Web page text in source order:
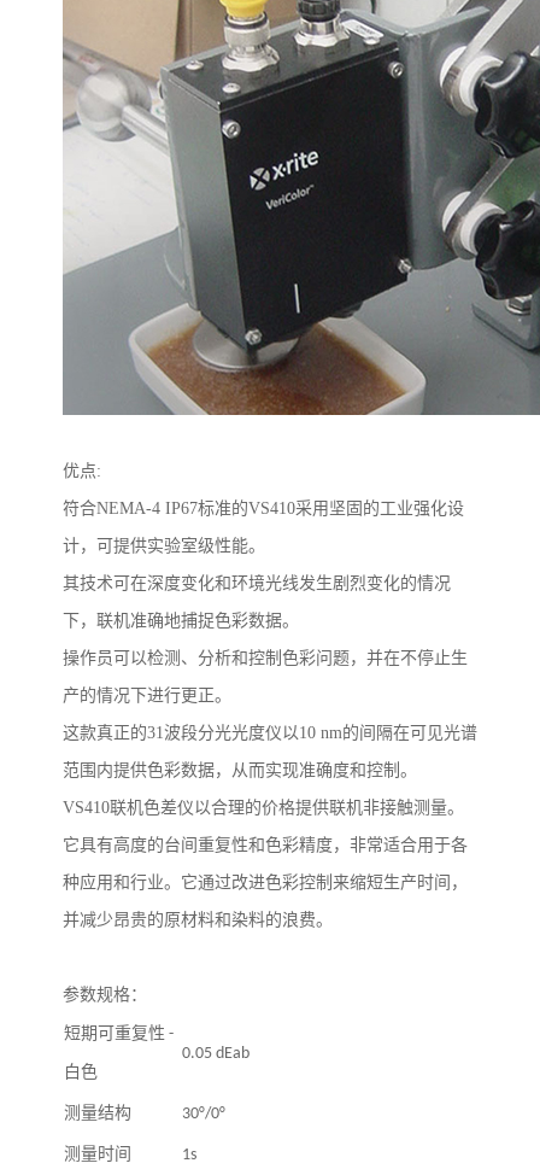
优点:
符合NEMA-4 IP67标准的VS410采用坚固的工业强化设
计，可提供实验室级性能。
其技术可在深度变化和环境光线发生剧烈变化的情况
下，联机准确地捕捉色彩数据。
操作员可以检测、分析和控制色彩问题，并在不停止生
产的情况下进行更正。
这款真正的31波段分光光度仪以10 nm的间隔在可见光谱
范围内提供色彩数据，从而实现准确度和控制。
VS410联机色差仪以合理的价格提供联机非接触测量。
它具有高度的台间重复性和色彩精度，非常适合用于各
种应用和行业。它通过改进色彩控制来缩短生产时间，
并减少昂贵的原材料和染料的浪费。
参数规格：
短期可重复性 -
白色
0.05 dEab
测量结构 30°/0°
测量时间 1s